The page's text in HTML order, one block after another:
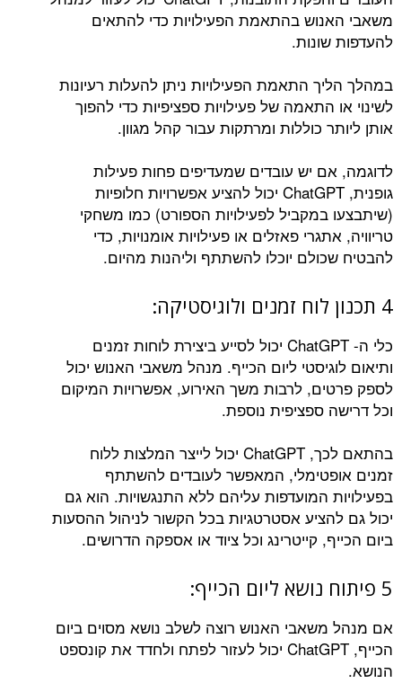
משאבי האנוש בהתאמת הפעילויות כדי להתאים
להעדפות שונות.
במהלך הליך התאמת הפעילויות ניתן להעלות רעיונות
לשינוי או התאמה של פעילויות ספציפיות כדי להפוך
אותן ליותר כוללות ומרתקות עבור קהל מגוון.
לדוגמה, אם יש עובדים שמעדיפים פחות פעילות
גופנית, ChatGPT יכול להציע אפשרויות חלופיות
(שיתבצעו במקביל לפעילויות הספורט) כמו משחקי
טריוויה, אתגרי פאזלים או פעילויות אומנויות, כדי
להבטיח שכולם יוכלו להשתתף וליהנות מהיום.
4 תכנון לוח זמנים ולוגיסטיקה:
כלי ה- ChatGPT יכול לסייע ביצירת לוחות זמנים
ותיאום לוגיסטי ליום הכייף. מנהל משאבי האנוש יכול
לספק פרטים, לרבות משך האירוע, אפשרויות המיקום
וכל דרישה ספציפית נוספת.
בהתאם לכך, ChatGPT יכול לייצר המלצות ללוח
זמנים אופטימלי, המאפשר לעובדים להשתתף
בפעילויות המועדפות עליהם ללא התנגשויות. הוא גם
יכול גם להציע אסטרטגיות בכל הקשור לניהול ההסעות
ביום הכייף, קייטרינג וכל ציוד או אספקה הדרושים.
5 פיתוח נושא ליום הכייף:
אם מנהל משאבי האנוש רוצה לשלב נושא מסוים ביום
הכייף, ChatGPT יכול לעזור לפתח ולחדד את קונספט
הנושא.